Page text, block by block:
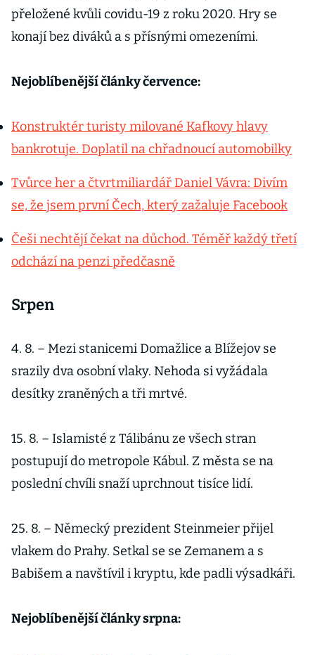
přeložené kvůli covidu-19 z roku 2020. Hry se
konají bez diváků a s přísnými omezeními.
Nejoblíbenější články července:
Konstruktér turisty milované Kafkovy hlavy
bankrotuje. Doplatil na chřadnoucí automobilky
Tvůrce her a čtvrtmiliardář Daniel Vávra: Divím
se, že jsem první Čech, který zažaluje Facebook
Češi nechtějí čekat na důchod. Téměř každý třetí
odchází na penzi předčasně
Srpen
4. 8. – Mezi stanicemi Domažlice a Blížejov se
srazily dva osobní vlaky. Nehoda si vyžádala
desítky zraněných a tři mrtvé.
15. 8. – Islamisté z Tálibánu ze všech stran
postupují do metropole Kábul. Z města se na
poslední chvíli snaží uprchnout tisíce lidí.
25. 8. – Německý prezident Steinmeier přijel
vlakem do Prahy. Setkal se se Zemanem a s
Babišem a navštívil i kryptu, kde padli výsadkáři.
Nejoblíbenější články srpna: